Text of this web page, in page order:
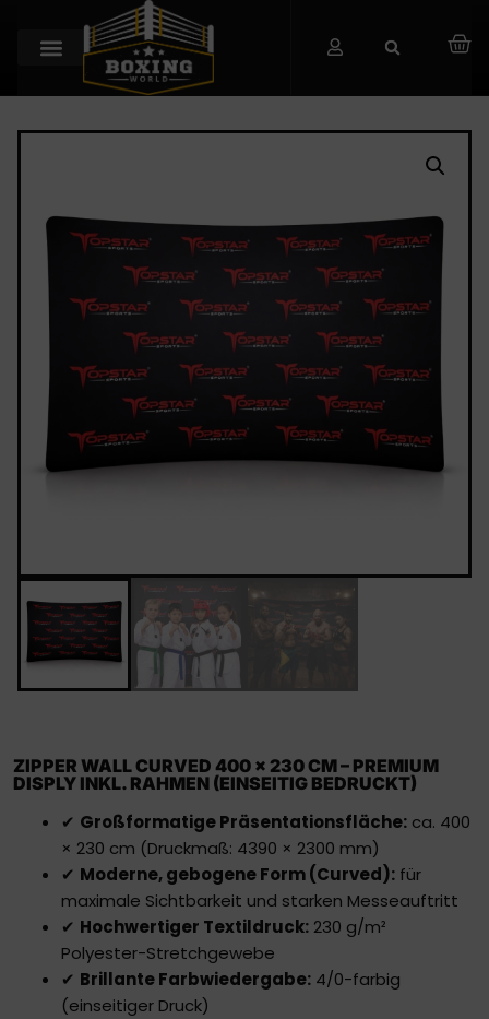
ZIPPER WALL CURVED 400 × 230 CM – PREMIUM
DISPLY INKL. RAHMEN (EINSEITIG BEDRUCKT)
✔ Großformatige Präsentationsfläche: ca. 400
× 230 cm (Druckmaß: 4390 × 2300 mm)
✔ Moderne, gebogene Form (Curved): für
maximale Sichtbarkeit und starken Messeauftritt
✔ Hochwertiger Textildruck: 230 g/m²
Polyester-Stretchgewebe
✔ Brillante Farbwiedergabe: 4/0-farbig
(einseitiger Druck)